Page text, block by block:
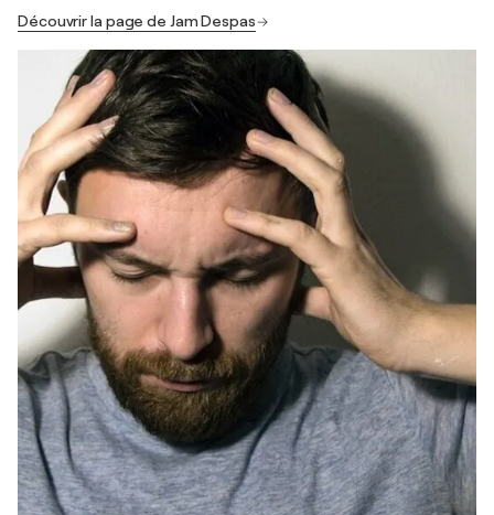
Découvrir la page de Jam Despas